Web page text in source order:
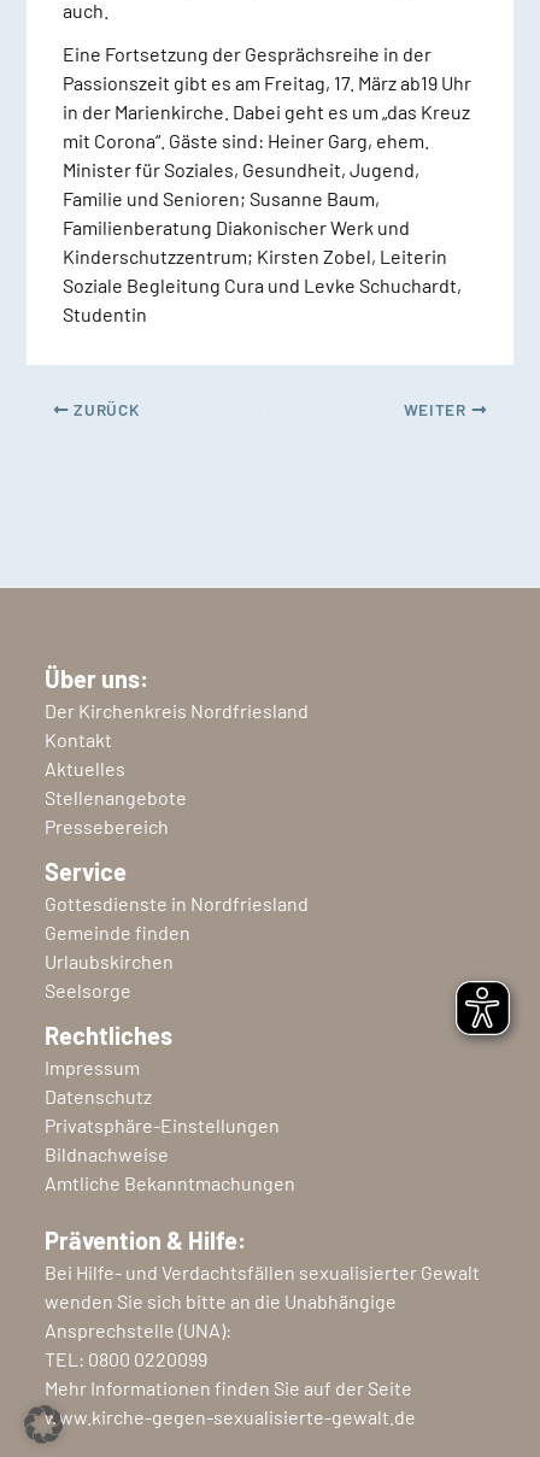
auch.
Eine Fortsetzung der Gesprächsreihe in der
Passionszeit gibt es am Freitag, 17. März ab19 Uhr
in der Marienkirche. Dabei geht es um „das Kreuz
mit Corona“. Gäste sind: Heiner Garg, ehem.
Minister für Soziales, Gesundheit, Jugend,
Familie und Senioren; Susanne Baum,
Familienberatung Diakonischer Werk und
Kinderschutzzentrum; Kirsten Zobel, Leiterin
Soziale Begleitung Cura und Levke Schuchardt,
Studentin
ZURÜCK WEITER
Über uns:
Der Kirchenkreis Nordfriesland
Kontakt
Aktuelles
Stellenangebote
Pressebereich
Service
Gottesdienste in Nordfriesland
Gemeinde finden
Urlaubskirchen
Seelsorge
Rechtliches
Impressum
Datenschutz
Privatsphäre-Einstellungen
Bildnachweise
Amtliche Bekanntmachungen
Prävention & Hilfe:
Bei Hilfe- und Verdachtsfällen sexualisierter Gewalt
wenden Sie sich bitte an die Unabhängige
Ansprechstelle (UNA):
TEL: 0800 0220099
Mehr Informationen finden Sie auf der Seite
www.kirche-gegen-sexualisierte-gewalt.de